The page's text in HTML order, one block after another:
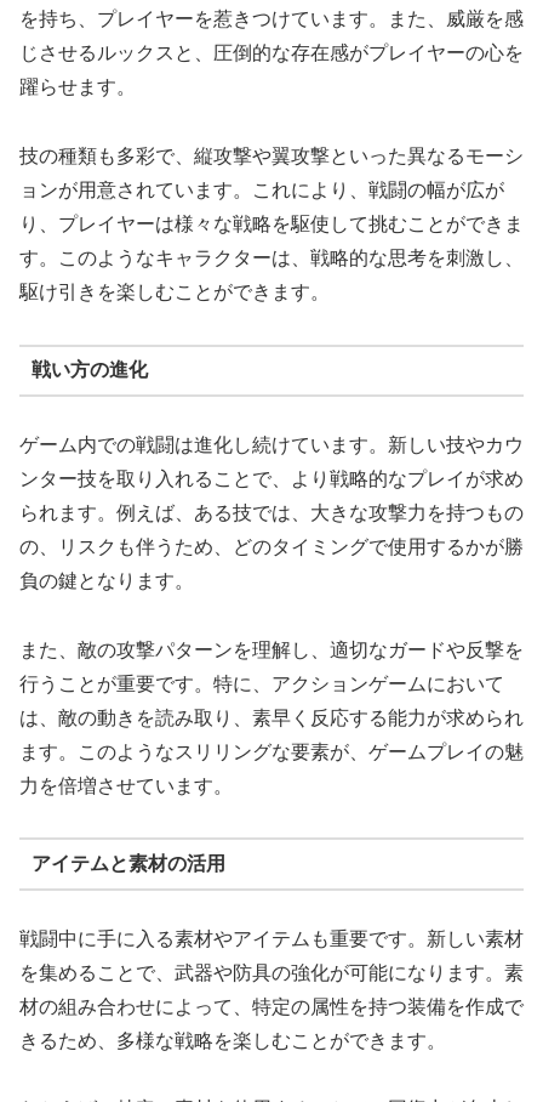
を持ち、プレイヤーを惹きつけています。また、威厳を感
じさせるルックスと、圧倒的な存在感がプレイヤーの心を
躍らせます。
技の種類も多彩で、縦攻撃や翼攻撃といった異なるモーシ
ョンが用意されています。これにより、戦闘の幅が広が
り、プレイヤーは様々な戦略を駆使して挑むことができま
す。このようなキャラクターは、戦略的な思考を刺激し、
駆け引きを楽しむことができます。
戦い方の進化
ゲーム内での戦闘は進化し続けています。新しい技やカウ
ンター技を取り入れることで、より戦略的なプレイが求め
られます。例えば、ある技では、大きな攻撃力を持つもの
の、リスクも伴うため、どのタイミングで使用するかが勝
負の鍵となります。
また、敵の攻撃パターンを理解し、適切なガードや反撃を
行うことが重要です。特に、アクションゲームにおいて
は、敵の動きを読み取り、素早く反応する能力が求められ
ます。このようなスリリングな要素が、ゲームプレイの魅
力を倍増させています。
アイテムと素材の活用
戦闘中に手に入る素材やアイテムも重要です。新しい素材
を集めることで、武器や防具の強化が可能になります。素
材の組み合わせによって、特定の属性を持つ装備を作成で
きるため、多様な戦略を楽しむことができます。